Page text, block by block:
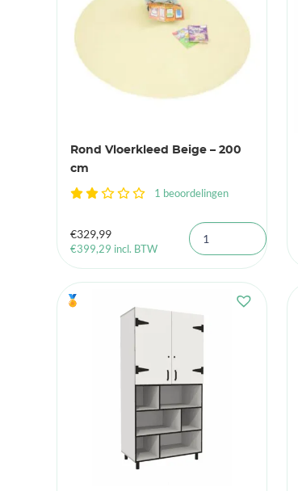
Rond Vloerkleed Beige – 200
cm
1 beoordelingen
€329,99
€399,29 incl. BTW
🏅